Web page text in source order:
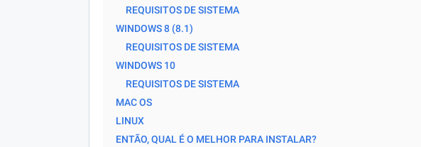
REQUISITOS DE SISTEMA
WINDOWS 8 (8.1)
REQUISITOS DE SISTEMA
WINDOWS 10
REQUISITOS DE SISTEMA
MAC OS
LINUX
ENTÃO, QUAL É O MELHOR PARA INSTALAR?